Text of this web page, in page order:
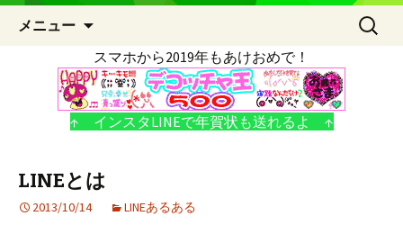
メニュー
検
スマホから2019年もあけおめで！
↑ インスタLINEで年賀状も送れるよ ↑
LINEとは
2013/10/14 LINEあるある